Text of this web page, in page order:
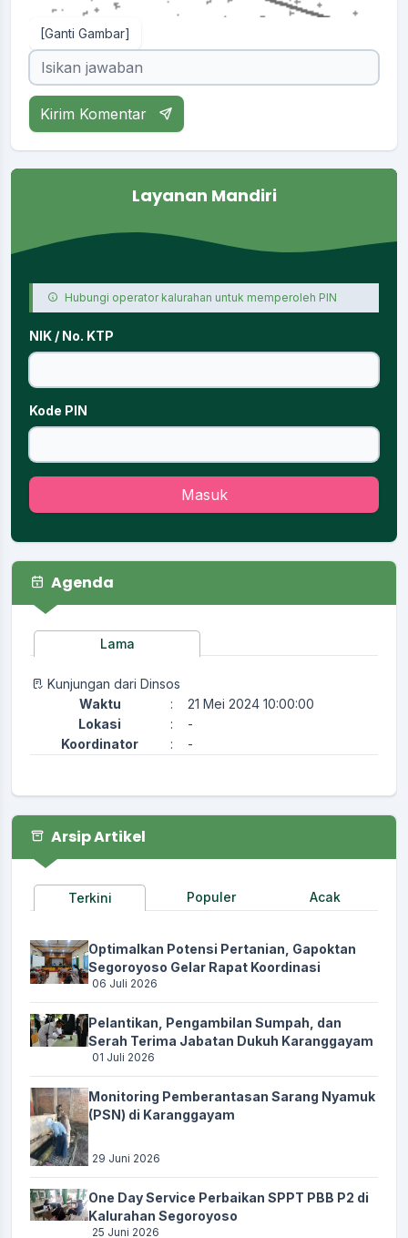
[Ganti Gambar]
Kirim Komentar
Layanan Mandiri
Hubungi operator kalurahan untuk memperoleh PIN
NIK / No. KTP
Kode PIN
Masuk
Agenda
Lama
Kunjungan dari Dinsos
Waktu
:
21 Mei 2024 10:00:00
Lokasi
:
-
Koordinator
: -
Arsip Artikel
Terkini Populer Acak
Optimalkan Potensi Pertanian, Gapoktan
Segoroyoso Gelar Rapat Koordinasi
06 Juli 2026
Pelantikan, Pengambilan Sumpah, dan
Serah Terima Jabatan Dukuh Karanggayam
01 Juli 2026
Monitoring Pemberantasan Sarang Nyamuk
(PSN) di Karanggayam
29 Juni 2026
One Day Service Perbaikan SPPT PBB P2 di
Kalurahan Segoroyoso
25 Juni 2026